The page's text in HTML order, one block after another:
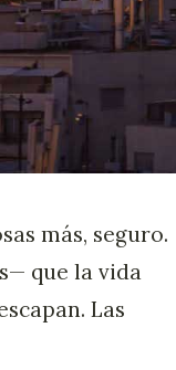
más, seguro.
que la vida
Las